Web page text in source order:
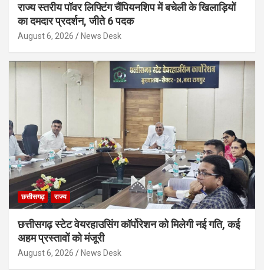
राज्य स्तरीय पॉवर लिफ्टिंग चैंपियनशिप में बचेली के खिलाड़ियों
का दमदार प्रदर्शन, जीते 6 पदक
August 6, 2026 News Desk
छत्तीसगढ़ राज्य
छत्तीसगढ़ स्टेट वेयरहाउसिंग कॉर्पोरेशन को मिलेगी नई गति, कई
अहम प्रस्तावों को मंजूरी
August 6, 2026 News Desk